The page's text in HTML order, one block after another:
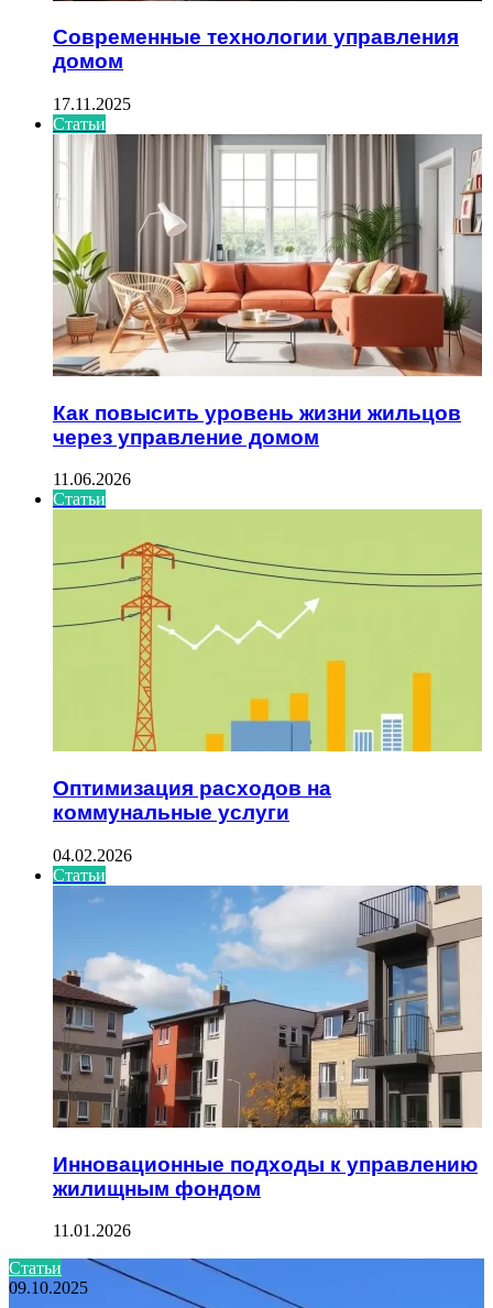
Современные технологии управления
домом
17.11.2025
Статьи
Как повысить уровень жизни жильцов
через управление домом
11.06.2026
Статьи
Оптимизация расходов на
коммунальные услуги
04.02.2026
Статьи
Инновационные подходы к управлению
жилищным фондом
11.01.2026
Статьи
09.10.2025